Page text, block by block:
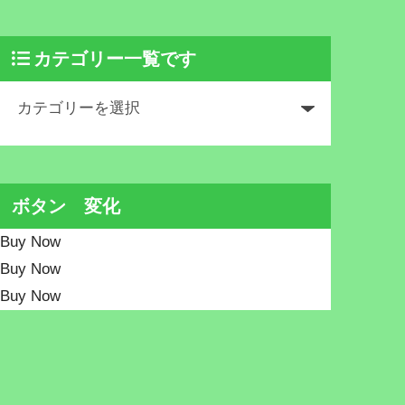
カテゴリー一覧です
ボタン 変化
Buy Now
Buy Now
Buy Now